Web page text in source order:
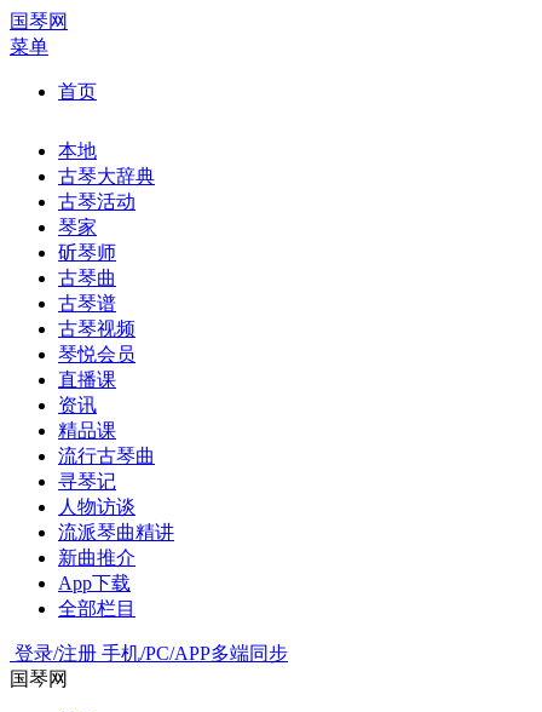
国琴网
菜单
首页
本地
古琴大辞典
古琴活动
琴家
斫琴师
古琴曲
古琴谱
古琴视频
琴悦会员
直播课
资讯
精品课
流行古琴曲
寻琴记
人物访谈
流派琴曲精讲
新曲推介
App下载
全部栏目
登录/注册 手机/PC/APP多端同步
国琴网